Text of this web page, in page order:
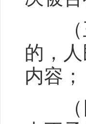
（三
的，
内容；
（四